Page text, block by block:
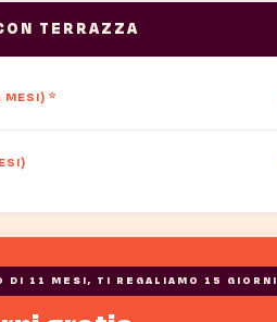
TERRAZZA
MESI) *
DI 11 MESI, TI REGALIAMO 15 GIORNI